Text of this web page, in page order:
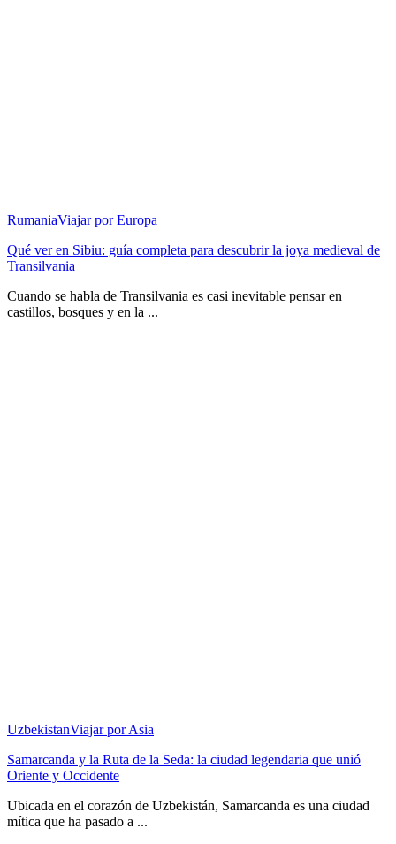
RumaniaViajar por Europa
Qué ver en Sibiu: guía completa para descubrir la joya medieval de
Transilvania
Cuando se habla de Transilvania es casi inevitable pensar en
castillos, bosques y en la ...
UzbekistanViajar por Asia
Samarcanda y la Ruta de la Seda: la ciudad legendaria que unió
Oriente y Occidente
Ubicada en el corazón de Uzbekistán, Samarcanda es una ciudad
mítica que ha pasado a ...